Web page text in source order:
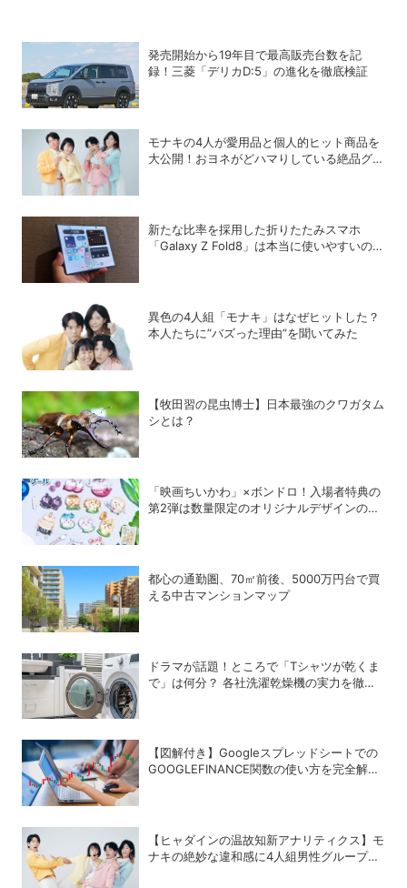
発売開始から19年目で最高販売台数を記
録！三菱「デリカD:5」の進化を徹底検証
モナキの4人が愛用品と個人的ヒット商品を
大公開！おヨネがどハマりしている絶品グル
新たな比率を採用した折りたたみスマホ
「Galaxy Z Fold8」は本当に使いやすいの
異色の4人組「モナキ」はなぜヒットした？
本人たちに”バズった理由”を聞いてみた
【牧田習の昆虫博士】日本最強のクワガタム
シとは？
「映画ちいかわ」×ボンドロ！入場者特典の
第2弾は数量限定のオリジナルデザインのボ
都心の通勤圏、70㎡前後、5000万円台で買
える中古マンションマップ
ドラマが話題！ところで「Tシャツが乾くま
で」は何分？ 各社洗濯乾燥機の実力を徹底
【図解付き】Googleスプレッドシートでの
GOOGLEFINANCE関数の使い方を完全解
【ヒャダインの温故知新アナリティクス】モ
ナキの絶妙な違和感に4人組男性グループの